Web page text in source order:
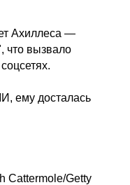
Ахиллеса —
что вызвало
ему досталась
Cattermole/Getty